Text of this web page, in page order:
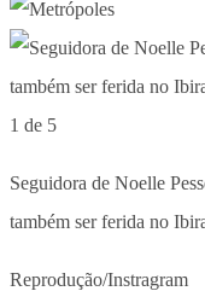
1 de 5
Seguidora de Noelle
também ser ferida no
Reprodução/Instragram